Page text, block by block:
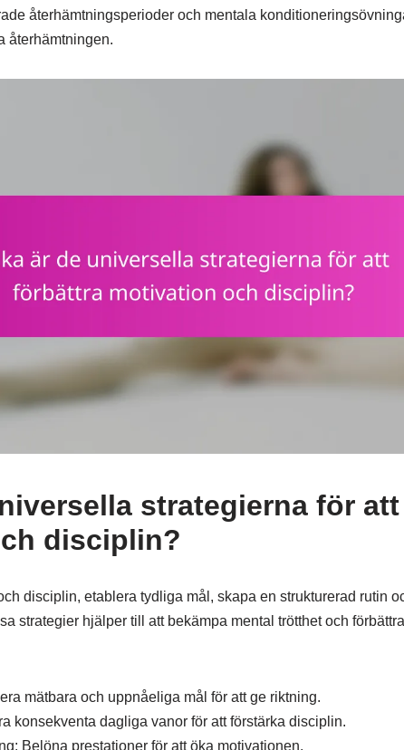
återhämtningsperioder och mentala
återhämtningen.
strategierna för
disciplin?
disciplin, etablera tydliga mål, skapa en strukturerad rutin
strategier hjälper till att bekämpa mental trötthet och
mätbara och uppnåeliga mål för att ge riktning.
konsekventa dagliga vanor för att förstärka disciplin.
Belöna prestationer för att öka motivationen.